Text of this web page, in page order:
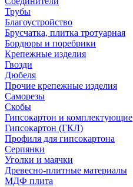
Трубы
Благоустройство
Брусчатка, плитка тротуарная
Бордюры и поребрики
Крепежные изделия
Гвозди
Дюбеля
Прочие крепежные изделия
Саморезы
Скобы
Гипсокартон и комплектующие
Гипсокартон (ГКЛ)
Профиля для гипсокартона
Серпянки
Уголки и маячки
Древесно-плитные материалы
МДФ плита